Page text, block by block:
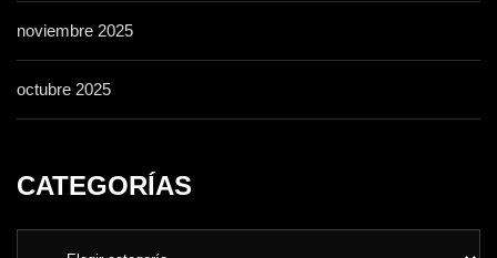
noviembre 2025
octubre 2025
CATEGORÍAS